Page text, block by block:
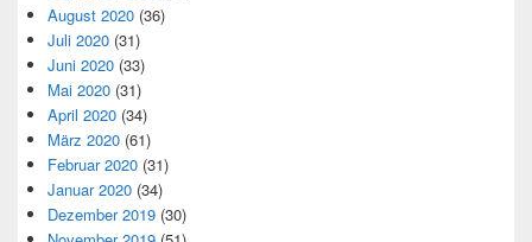
August 2020 (36)
Juli 2020 (31)
Juni 2020 (33)
Mai 2020 (31)
April 2020 (34)
März 2020 (61)
Februar 2020 (31)
Januar 2020 (34)
Dezember 2019 (30)